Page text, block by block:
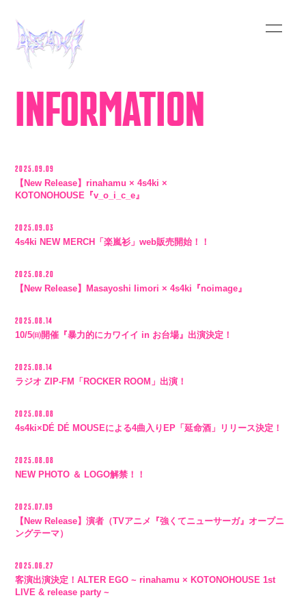
INFORMATION
MUSIC
STORE
会員登録
INFORMATION
2025.09.09
【New Release】rinahamu × 4s4ki ×
KOTONOHOUSE『v_o_i_c_e』
2025.09.03
4s4ki NEW MERCH「楽嵐衫」web販売開始！！
2025.08.20
【New Release】Masayoshi Iimori × 4s4ki『noimage』
2025.08.14
10/5㈰開催『暴力的にカワイイ in お台場』出演決定！
2025.08.14
ラジオ ZIP-FM「ROCKER ROOM」出演！
2025.08.08
4s4ki×DÉ DÉ MOUSEによる4曲入りEP「延命酒」リリース決定！
2025.08.08
NEW PHOTO ＆ LOGO解禁！！
2025.07.09
【New Release】演者（TVアニメ『強くてニューサーガ』オープニ
ングテーマ）
2025.06.27
客演出演決定！ALTER EGO ~ rinahamu × KOTONOHOUSE 1st
LIVE & release party ~